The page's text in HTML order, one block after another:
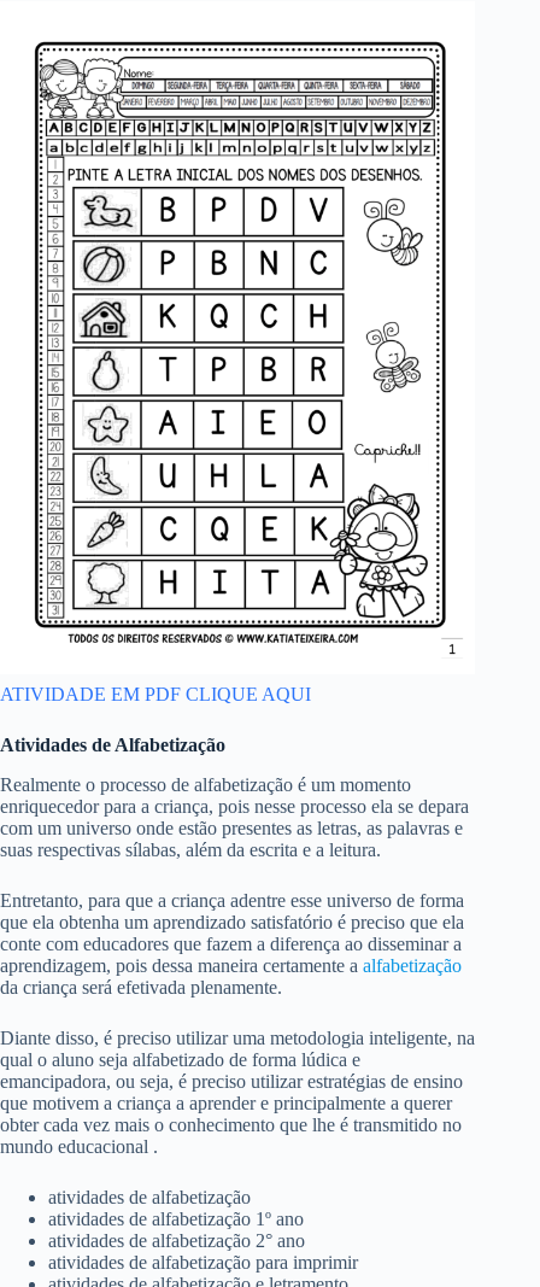
ATIVIDADE EM PDF CLIQUE AQUI
Atividades de Alfabetização
Realmente o processo de alfabetização é um momento
enriquecedor para a criança, pois nesse processo ela se depara
com um universo onde estão presentes as letras, as palavras e
suas respectivas sílabas, além da escrita e a leitura.
Entretanto, para que a criança adentre esse universo de forma
que ela obtenha um aprendizado satisfatório é preciso que ela
conte com educadores que fazem a diferença ao disseminar a
aprendizagem, pois dessa maneira certamente a alfabetização
da criança será efetivada plenamente.
Diante disso, é preciso utilizar uma metodologia inteligente, na
qual o aluno seja alfabetizado de forma lúdica e
emancipadora, ou seja, é preciso utilizar estratégias de ensino
que motivem a criança a aprender e principalmente a querer
obter cada vez mais o conhecimento que lhe é transmitido no
mundo educacional .
atividades de alfabetização
atividades de alfabetização 1º ano
atividades de alfabetização 2° ano
atividades de alfabetização para imprimir